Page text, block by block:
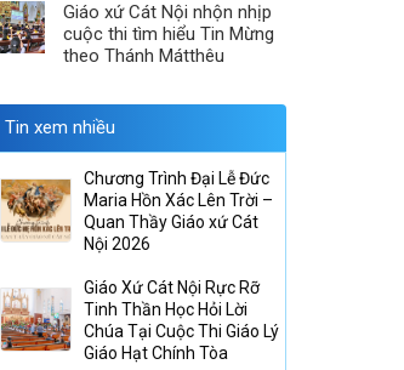
Giáo xứ Cát Nội nhộn nhịp
cuộc thi tìm hiểu Tin Mừng
theo Thánh Mátthêu
Tin xem nhiều
Chương Trình Đại Lễ Đức
Maria Hồn Xác Lên Trời –
Quan Thầy Giáo xứ Cát
Nội 2026
Giáo Xứ Cát Nội Rực Rỡ
Tinh Thần Học Hỏi Lời
Chúa Tại Cuộc Thi Giáo Lý
Giáo Hạt Chính Tòa